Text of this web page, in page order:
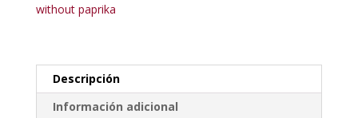
without paprika
Descripción
Información adicional